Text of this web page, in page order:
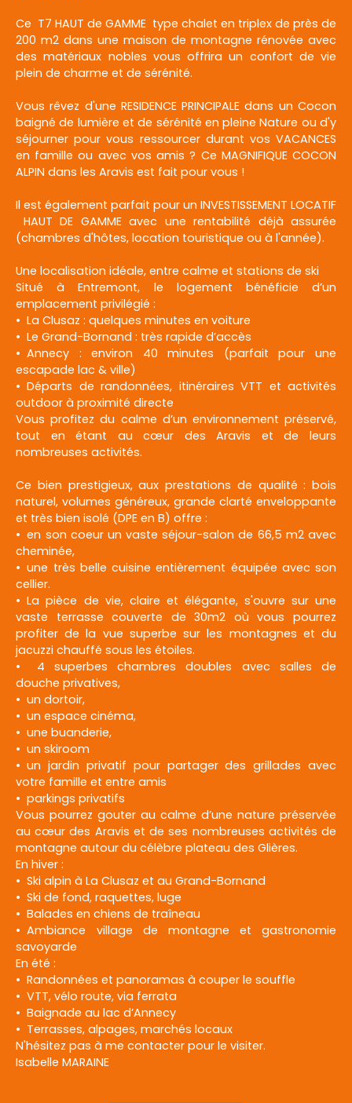
Ce T7 HAUT de GAMME type chalet en triplex de près de
200 m2 dans une maison de montagne rénovée avec
des matériaux nobles vous offrira un confort de vie
plein de charme et de sérénité.
Vous rêvez d'une RESIDENCE PRINCIPALE dans un Cocon
baigné de lumière et de sérénité en pleine Nature ou d'y
séjourner pour vous ressourcer durant vos VACANCES
en famille ou avec vos amis ? Ce MAGNIFIQUE COCON
ALPIN dans les Aravis est fait pour vous !
Il est également parfait pour un INVESTISSEMENT LOCATIF
HAUT DE GAMME avec une rentabilité déjà assurée
(chambres d'hôtes, location touristique ou à l'année).
Une localisation idéale, entre calme et stations de ski
Situé à Entremont, le logement bénéficie d’un
emplacement privilégié :
La Clusaz : quelques minutes en voiture
Le Grand-Bornand : très rapide d’accès
Annecy : environ 40 minutes (parfait pour une
escapade lac & ville)
Départs de randonnées, itinéraires VTT et activités
outdoor à proximité directe
Vous profitez du calme d’un environnement préservé,
tout en étant au cœur des Aravis et de leurs
nombreuses activités.
Ce bien prestigieux, aux prestations de qualité : bois
naturel, volumes généreux, grande clarté enveloppante
et très bien isolé (DPE en B) offre :
en son coeur un vaste séjour-salon de 66,5 m2 avec
cheminée,
une très belle cuisine entièrement équipée avec son
cellier.
La pièce de vie, claire et élégante, s'ouvre sur une
vaste terrasse couverte de 30m2 où vous pourrez
profiter de la vue superbe sur les montagnes et du
jacuzzi chauffé sous les étoiles.
4 superbes chambres doubles avec salles de
douche privatives,
un dortoir,
un espace cinéma,
une buanderie,
un skiroom
un jardin privatif pour partager des grillades avec
votre famille et entre amis
parkings privatifs
Vous pourrez gouter au calme d’une nature préservée
au cœur des Aravis et de ses nombreuses activités de
montagne autour du célèbre plateau des Glières.
En hiver :
Ski alpin à La Clusaz et au Grand-Bornand
Ski de fond, raquettes, luge
Balades en chiens de traîneau
Ambiance village de montagne et gastronomie
savoyarde
En été :
Randonnées et panoramas à couper le souffle
VTT, vélo route, via ferrata
Baignade au lac d’Annecy
Terrasses, alpages, marchés locaux
N'hésitez pas à me contacter pour le visiter.
Isabelle MARAINE